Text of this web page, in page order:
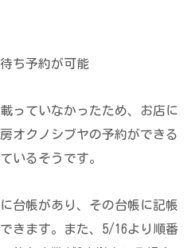
ち予約が可能
っていなかったため、お店に
オクノシブヤの予約ができる
いるそうです。
台帳があり、その台帳に記帳
きます。また、5/16より順番